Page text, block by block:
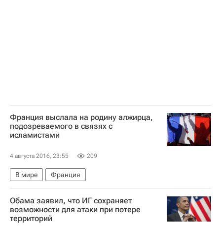
Франция выслала на родину алжирца,
подозреваемого в связях с
исламистами
4 августа 2016, 23:55 209
В мире Франция
Обама заявил, что ИГ сохраняет
возможности для атаки при потере
территорий